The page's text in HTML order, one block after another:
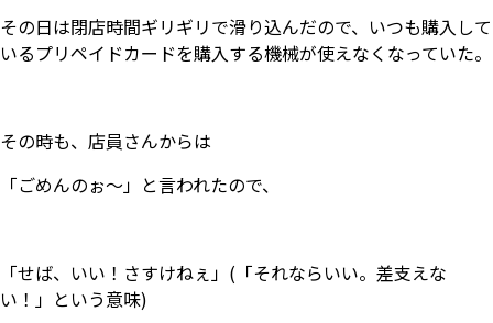
その日は閉店時間ギリギリで滑り込んだので、いつも購入して
いるプリペイドカードを購入する機械が使えなくなっていた。
その時も、店員さんからは
「ごめんのぉ～」と言われたので、
「せば、いい！さすけねぇ」(「それならいい。差支えな
い！」という意味)